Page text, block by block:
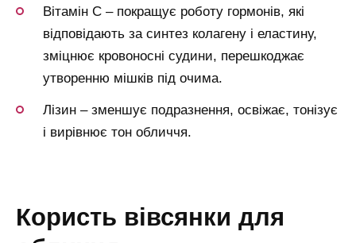
Вітамін С – покращує роботу гормонів, які
відповідають за синтез колагену і еластину,
зміцнює кровоносні судини, перешкоджає
утворенню мішків під очима.
Лізин – зменшує подразнення, освіжає, тонізує
і вирівнює тон обличчя.
користь вівсянки для